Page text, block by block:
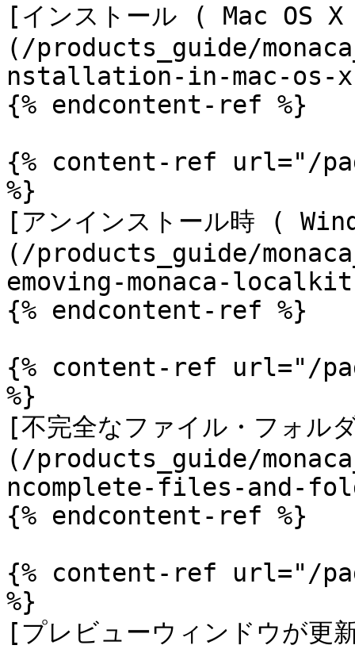
[インストール ( Mac OS
(/products_guide/
nstallation-in-mac-os-
{% endcontent-ref %}
{% content-ref url="/
%}
[アンインストール時 (
(/products_guide/
emoving-monaca-
{% endcontent-ref %}
{% content-ref url="/
%}
[不完全なファイル・フォル
(/products_guide/
ncomplete-files-and-
{% endcontent-ref %}
{% content-ref url="/
%}
[プレビューウィンドウが更